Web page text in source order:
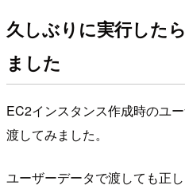
久しぶりに実行した
ました
EC2インスタンス作成時のユ
渡してみました。
ユーザーデータで渡しても正し